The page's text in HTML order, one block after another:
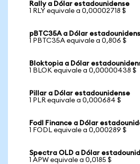
Rally a Dólar estadounidense
1 RLY equivale a 0,00002718 $
pBTC35A a Dólar
1 PBTC35A equivale a 0,806 $
Bloktopia a Dólar
1 BLOK equivale a 0,00000438 $
Pillar a Dólar estadounidense
1 PLR equivale a 0,000684 $
Fodl Finance a Dólar
1 FODL equivale a 0,000289 $
Spectra OLD a Dólar
1 APW equivale a 0,0185 $